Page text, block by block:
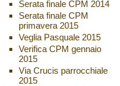
Serata finale CPM 2014
Serata finale CPM
primavera 2015
Veglia Pasquale 2015
Verifica CPM gennaio
2015
Via Crucis parrocchiale
2015